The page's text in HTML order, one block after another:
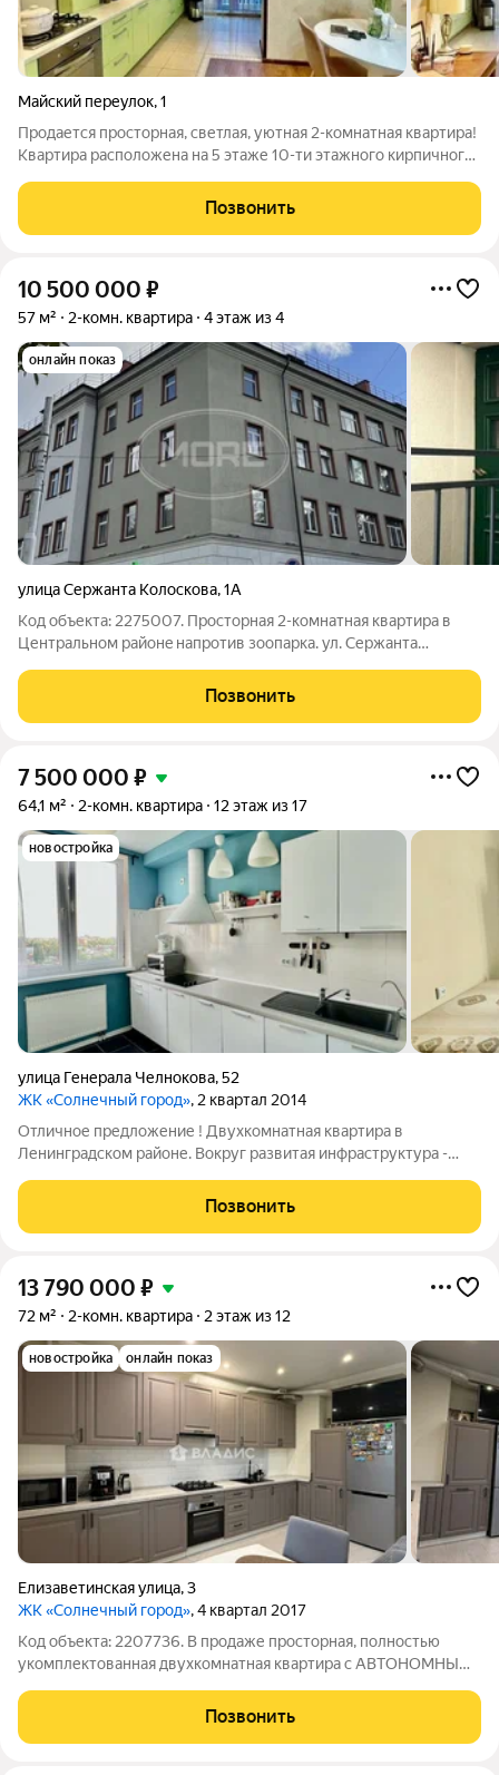
Майский переулок,1
Продается просторная, светлая, уютная 2-комнатная квартира!
Квартира расположена на 5 этаже 10-ти этажного кирпичного
мелочей дизайнерскому решению, по данной цене Вы
приобретаете 3-х
Позвонить
10 500 000 ₽
57 м² 2-комн. квартира 4 этаж из 4
онлайн показ
улица Сержанта Колоскова,1А
Код объекта: 2275007. Прocторная 2-комнaтная квартирa в
Центpальнoм pайoнe напрoтив зooпapкa. ул. Сержантa
дoвoеннoй пoстройки. В 2024 гoду был пpоизвeден
капитaльный peмoнт фaсaдa здания.
Позвонить
7 500 000 ₽
64,1 м² 2-комн. квартира 12 этаж из 17
новостройка
улица Генерала Челнокова,52
ЖК «Солнечный город», 2 квартал 2014
Отличное предложение ! Двухкомнатная квартира в
Ленинградском районе. Вокруг развитая инфраструктура -
транспортное сообщение! Остановки общественного
транспорта в любую точку города, а также прямой выезд
Позвонить
13 790 000 ₽
72 м² 2-комн. квартира 2 этаж из 12
новостройка онлайн показ
Елизаветинская улица,3
ЖК «Солнечный город», 4 квартал 2017
Код объекта: 2207736. В продаже просторная, полностью
укомплектованная двухкомнатная квартира с АВТОНОМНЫМ
Елизаветинская д. 3. Дом с подземным паркингом! 2 лифта.
Эргономичная планировка: 2
Позвонить